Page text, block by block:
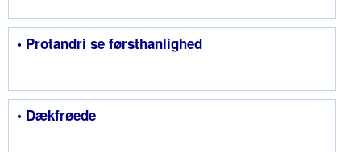
• Protandri se førsthanlighed
• Dækfrøede